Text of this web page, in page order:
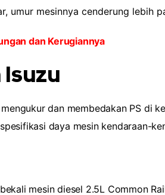
umur mesinnya cenderung lebih
dan Kerugiannya
dan membedakan PS di
daya mesin kendaraan-
mesin diesel 2.5L Common